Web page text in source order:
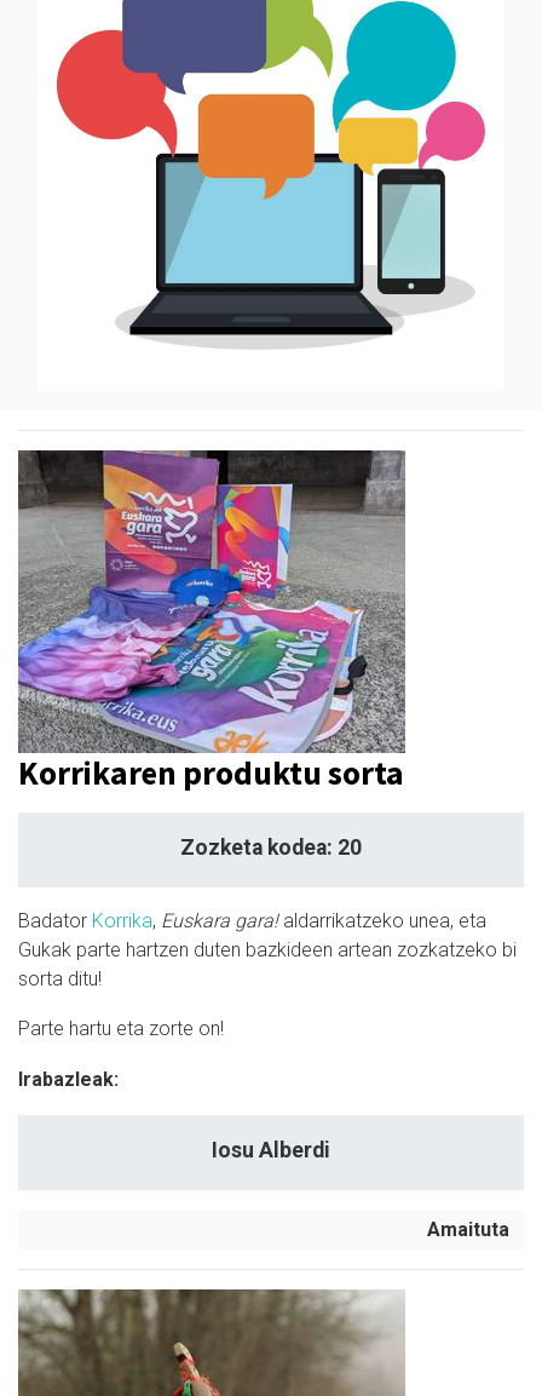
Korrikaren produktu sorta
Zozketa kodea: 20
Badator Korrika, Euskara gara!aldarrikatzeko unea, eta
Gukak parte hartzen duten bazkideen artean zozkatzeko bi
sorta ditu!
Parte hartu eta zorte on!
Irabazleak:
Iosu Alberdi
Amaituta